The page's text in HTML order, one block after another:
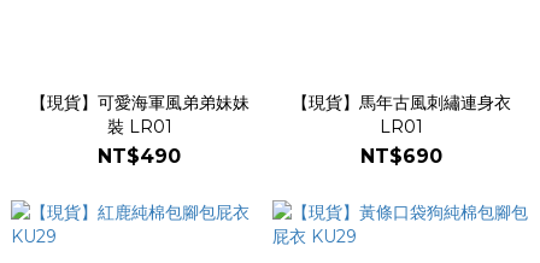
【現貨】可愛海軍風弟弟妹妹
裝 LR01
NT$490
【現貨】馬年古風刺繡連身衣
LR01
NT$690